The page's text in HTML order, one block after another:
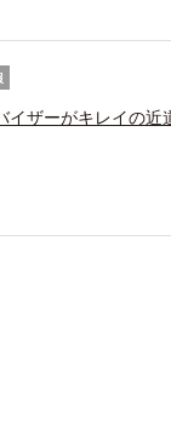
イザーがキレイの近